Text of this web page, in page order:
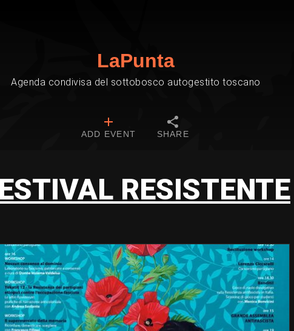
LaPunta
Agenda condivisa del sottobosco autogestito toscano
ADD EVENT SHARE
RESISTENTE